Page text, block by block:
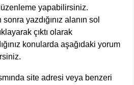
yapabilirsiniz.
yazdığınız alanın sol
çıktı olarak
konularda aşağıdaki yorum
site adresi veya benzeri